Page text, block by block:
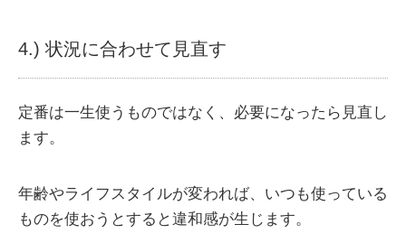
4.) 状況に合わせて見直す
定番は一生使うものではなく、必要になったら見直し
ます。
年齢やライフスタイルが変われば、いつも使っている
ものを使おうとすると違和感が生じます。